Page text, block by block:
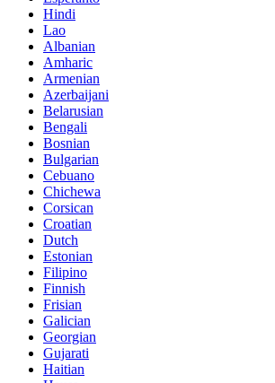
Hindi
Lao
Albanian
Amharic
Armenian
Azerbaijani
Belarusian
Bengali
Bosnian
Bulgarian
Cebuano
Chichewa
Corsican
Croatian
Dutch
Estonian
Filipino
Finnish
Frisian
Galician
Georgian
Gujarati
Haitian